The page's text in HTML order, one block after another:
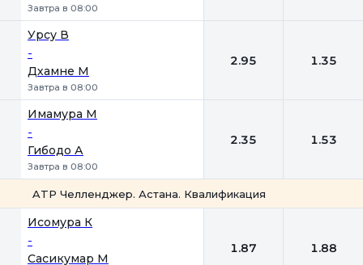
Завтра в 08:00
Урсу В
-
Дхамне М
Завтра в 08:00
2.95 1.35
Имамура М
-
Гибодо А
Завтра в 08:00
2.35 1.53
ATP Челленджер. Астана. Квалификация
Исомура К
-
Сасикумар М
1.87 1.88